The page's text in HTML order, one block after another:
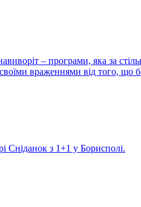
– програми, яка за
враженнями від того,
Сніданок з 1+1 у Борисполі.